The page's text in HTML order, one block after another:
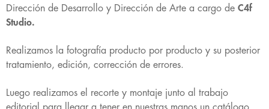
Dirección de Desarrollo y Dirección de Arte a cargo de C4f
Studio.
Realizamos la fotografía producto por producto y su posterior
tratamiento, edición, corrección de errores.
Luego realizamos el recorte y montaje junto al trabajo